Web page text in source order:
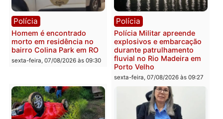
Polícia
com mais de 72 quilos de
mercúrio escondidos em
estepe em Porto Velho
sexta-feira, 07/08/2026 às 09:38
Polícia
Polícia Civil deflagra
operação contra facção
criminosa que atacava
provedores de internet
Rondônia